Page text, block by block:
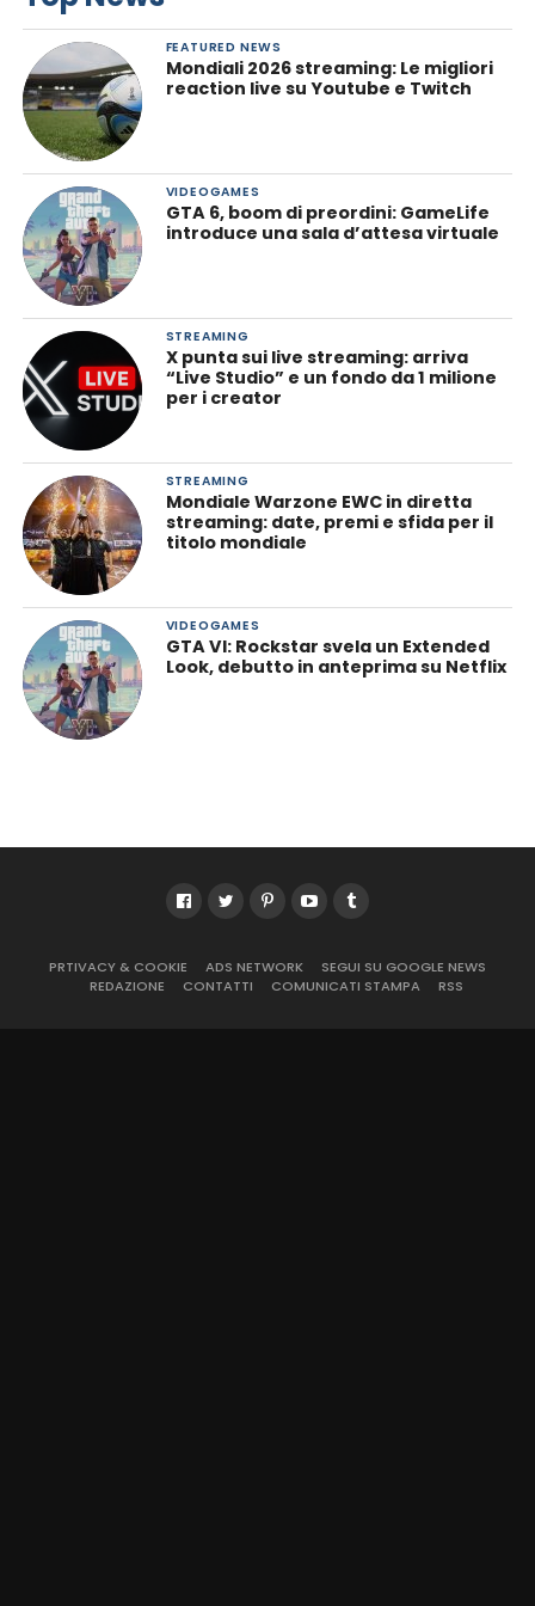
FEATURED NEWS
Mondiali 2026 streaming: Le migliori
reaction live su Youtube e Twitch
VIDEOGAMES
GTA 6, boom di preordini: GameLife
introduce una sala d’attesa virtuale
STREAMING
X punta sui live streaming: arriva
“Live Studio” e un fondo da 1 milione
per i creator
STREAMING
Mondiale Warzone EWC in diretta
streaming: date, premi e sfida per il
titolo mondiale
VIDEOGAMES
GTA VI: Rockstar svela un Extended
Look, debutto in anteprima su Netflix
PRTIVACY & COOKIE ADS NETWORK
SEGUI SU GOOGLE NEWS
REDAZIONE
CONTATTI COMUNICATI STAMPA RSS